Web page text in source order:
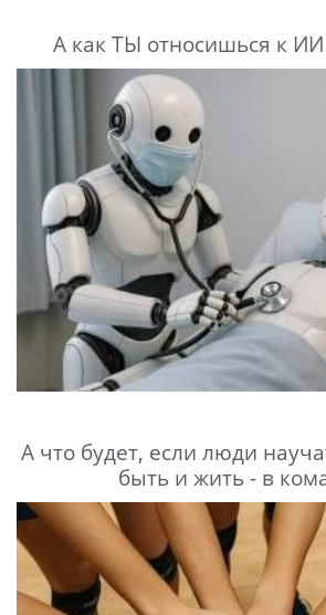
А как ТЫ относишься к
А что будет, если люди
быть и жить - в